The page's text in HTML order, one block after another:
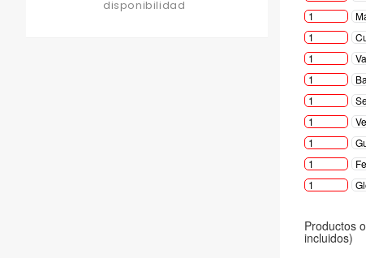
disponibilidad